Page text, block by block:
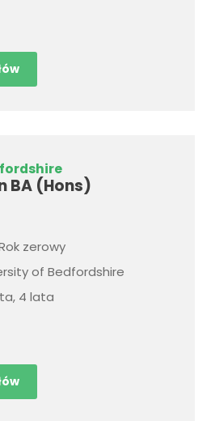
BA (Hons)
zerowy
of Bedfordshire
4 lata